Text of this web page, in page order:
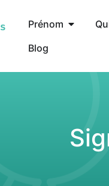
Prénom
Blog